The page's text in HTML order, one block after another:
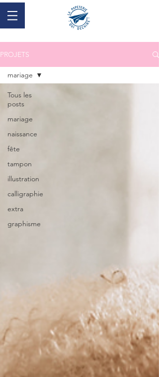
PROJETS
Tous les
posts
mariage
naissance
fête
tampon
illustration
calligraphie
extra
graphisme
mariage